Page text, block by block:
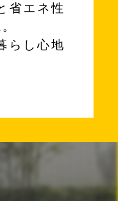
省エネ性
らし心地